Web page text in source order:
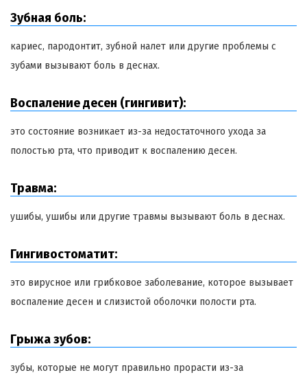
Зубная боль:
кариес, пародонтит, зубной налет или другие проблемы с
зубами вызывают боль в деснах.
Воспаление десен (гингивит):
это состояние возникает из-за недостаточного ухода за
полостью рта, что приводит к воспалению десен.
Травма:
ушибы, ушибы или другие травмы вызывают боль в деснах.
Гингивостоматит:
это вирусное или грибковое заболевание, которое вызывает
воспаление десен и слизистой оболочки полости рта.
Грыжа зубов:
зубы, которые не могут правильно прорасти из-за